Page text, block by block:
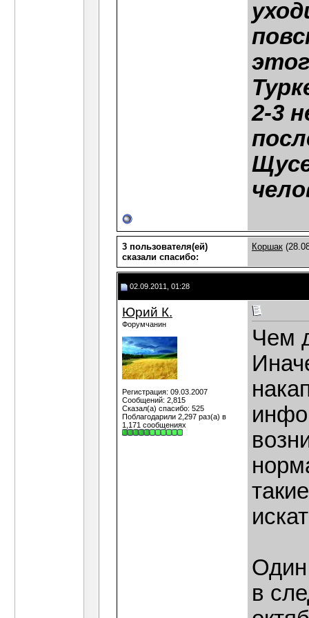
2-3
3 пользователя(ей)
сказали cпасибо:
Коршак
02.09.2011, 01:28
Юрий К.
Форумчанин
Регистрация: 09.03.2007
Сообщений: 2,815
Сказал(а) спасибо: 525
Поблагодарили 2,297 раз(а) в
1,171 сообщениях
Чем
Один
в